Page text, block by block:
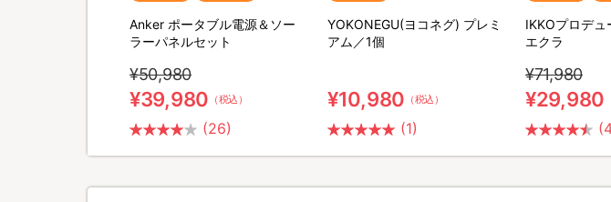
Anker ポータブル電源＆ソー
ラーパネルセット
¥50,980
¥39,980 （税込）
(26)
YOKONEGU(ヨコネグ) プレミ
アム／1個
¥10,980 （税込）
(1)
IKKOプロデュ
エクラ
¥71,980
¥29,980